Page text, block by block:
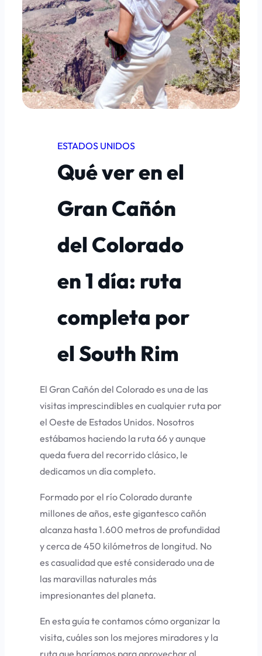
ESTADOS UNIDOS
Qué ver en el
Gran Cañón
del Colorado
en 1 día: ruta
completa por
el South Rim
El Gran Cañón del Colorado es una de las
visitas imprescindibles en cualquier ruta por
el Oeste de Estados Unidos. Nosotros
estábamos haciendo la ruta 66 y aunque
queda fuera del recorrido clásico, le
dedicamos un día completo.
Formado por el río Colorado durante
millones de años, este gigantesco cañón
alcanza hasta 1.600 metros de profundidad
y cerca de 450 kilómetros de longitud. No
es casualidad que esté considerado una de
las maravillas naturales más
impresionantes del planeta.
En esta guía te contamos cómo organizar la
visita, cuáles son los mejores miradores y la
ruta que haríamos para aprovechar al